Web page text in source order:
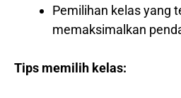
Pemilihan kelas yang
memaksimalkan
Tips memilih kelas: